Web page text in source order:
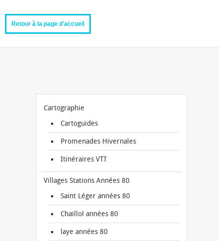
Retour à la page d'accueil
Cartographie
Cartoguides
Promenades Hivernales
Itinéraires VTT
Villages Stations Années 80
Saint Léger années 80
Chaillol années 80
laye années 80